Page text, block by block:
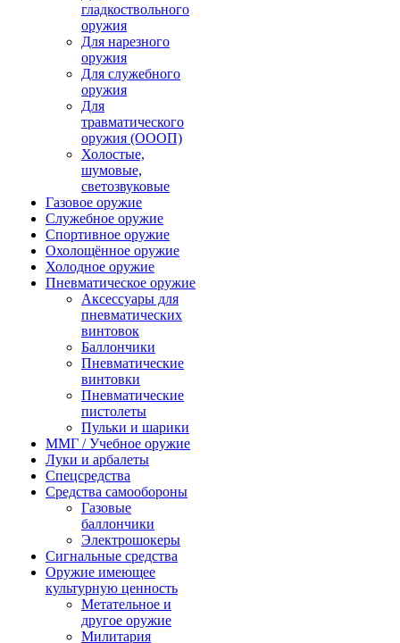
гладкоствольного
оружия
Для нарезного
оружия
Для служебного
оружия
Для
травматического
оружия (ОООП)
Холостые,
шумовые,
светозвуковые
Газовое оружие
Служебное оружие
Спортивное оружие
Охолощённое оружие
Холодное оружие
Пневматическое оружие
Аксессуары для
пневматических
винтовок
Баллончики
Пневматические
винтовки
Пневматические
пистолеты
Пульки и шарики
ММГ / Учебное оружие
Луки и арбалеты
Спецсредства
Средства самообороны
Газовые
баллончики
Электрошокеры
Сигнальные средства
Оружие имеющее
культурную ценность
Метательное и
другое оружие
Милитария